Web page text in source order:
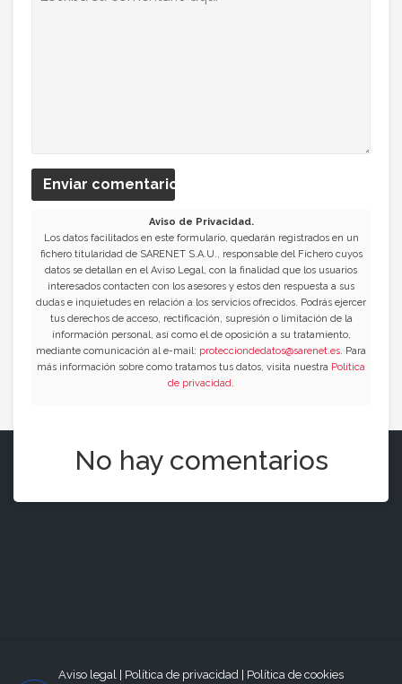
Enviar comentario
Aviso de Privacidad.
Los datos facilitados en este formulario, quedarán registrados en un
fichero titularidad de SARENET S.A.U., responsable del Fichero cuyos
datos se detallan en el Aviso Legal, con la finalidad que los usuarios
interesados contacten con los asesores y estos den respuesta a sus
dudas e inquietudes en relación a los servicios ofrecidos. Podrás ejercer
tus derechos de acceso, rectificación, supresión o limitación de la
información personal, así como el de oposición a su tratamiento,
mediante comunicación al e-mail: protecciondedatos@sarenet.es. Para
más información sobre como tratamos tus datos, visita nuestra Política
de privacidad.
No hay comentarios
Aviso legal Política de privacidad Política de cookies